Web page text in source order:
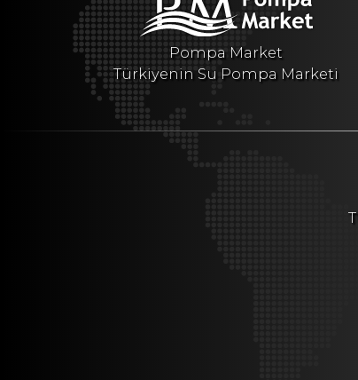
Pompa Market
Türkiyenin Su Pompa Marketi